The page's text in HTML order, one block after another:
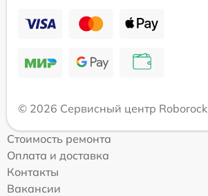
© 2026 Сервисный центр Roborock
Стоимость ремонта
Оплата и доставка
Контакты
Вакансии